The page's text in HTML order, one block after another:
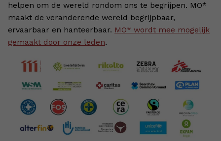
helpen om de wereld rondom ons te begrijpen. MO*
maakt de veranderende wereld begrijpbaar,
ervaarbaar en hanteerbaar. MO* wordt mee mogelijk
gemaakt door onze leden.